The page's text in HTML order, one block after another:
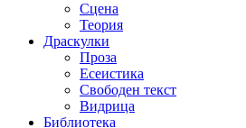
Сцена
Теория
Драскулки
Проза
Есеистика
Свободен текст
Видрица
Библиотека